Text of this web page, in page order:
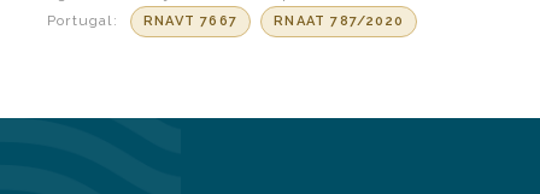
Portugal:
RNAVT 7667 RNAAT 787/2020